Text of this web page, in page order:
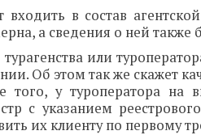
входить в состав
а сведения о ней также
или
Об этом так же скажет
того, у туроператора на
с указанием
их клиенту по первому